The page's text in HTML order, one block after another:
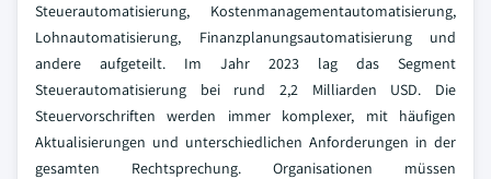
Steuerautomatisierung, Kostenmanagementautomatisierung,
Lohnautomatisierung, Finanzplanungsautomatisierung und
andere aufgeteilt. Im Jahr 2023 lag das Segment
Steuerautomatisierung bei rund 2,2 Milliarden USD. Die
Steuervorschriften werden immer komplexer, mit häufigen
Aktualisierungen und unterschiedlichen Anforderungen in der
gesamten Rechtsprechung. Organisationen müssen